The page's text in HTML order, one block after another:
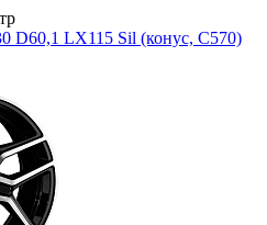
D60,1 LX115 Sil (конус, C570)